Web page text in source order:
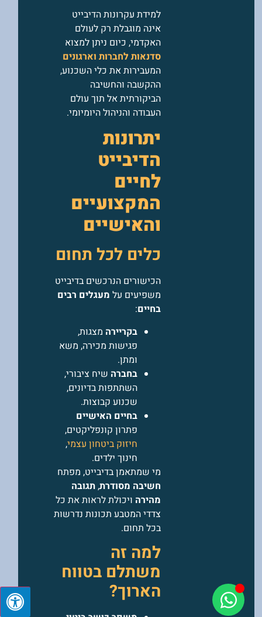
למידת עקרונות הדיבייט
אינה מוגבלת רק לעולם
האקדמי, כיום ניתן למצוא
סדנאות לחברות וארגונים
המעבירות את כלי השכנוע,
ההקשבה והחשיבה
הביקורתית אל תוך עולם
העבודה והניהול היומיומי.
יתרונות
הדיבייט
לחיים
המקצועיים
והאישיים
כלים לכל תחום
הכישורים הנרכשים בדיבייט
משפיעים על מעגלים רבים
בחיים:
בקריירה מצגות,
פגישות מכירה, משא
ומתן.
בחברה שיח ציבורי,
השתתפות בדיונים,
שכנוע קבוצות.
בחיים האישיים
פתרון קונפליקטים,
חיזוק ביטחון עצמי,
חינוך ילדים.
מי שמתאמן בדיבייט, מפתח
חשיבה מסודרת,תגובה
מהירה ויכולת לראות את כל
צדדי המטבע תכונות נדרשות
בכל תחום.
למה זה
משתלם בטווח
הארוך?